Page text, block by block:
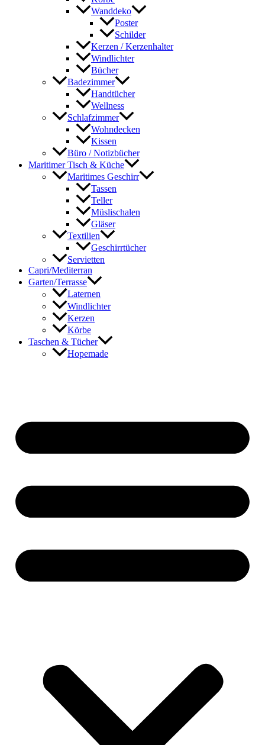
Wanddeko
Poster
Schilder
Kerzen / Kerzenhalter
Windlichter
Bücher
Badezimmer
Handtücher
Wellness
Schlafzimmer
Wohndecken
Kissen
Büro / Notizbücher
Maritimer Tisch & Küche
Maritimes Geschirr
Tassen
Teller
Müslischalen
Gläser
Textilien
Geschirrtücher
Servietten
Capri/Mediterran
Garten/Terrasse
Laternen
Windlichter
Kerzen
Körbe
Taschen & Tücher
Hopemade